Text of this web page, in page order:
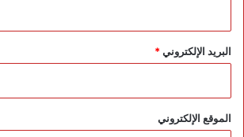
البريد الإلكتروني*
الموقع الإلكتروني